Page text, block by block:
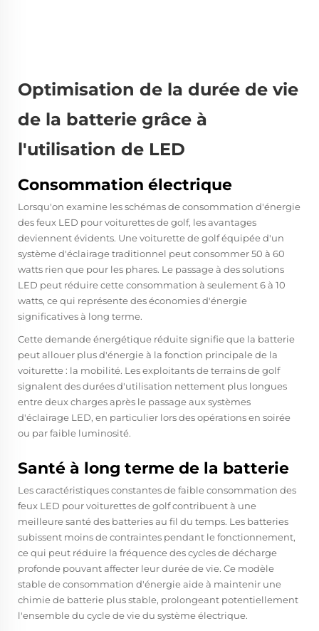
Optimisation de la durée de vie
de la batterie grâce à
l'utilisation de LED
Consommation électrique
Lorsqu'on examine les schémas de consommation d'énergie
des feux LED pour voiturettes de golf, les avantages
deviennent évidents. Une voiturette de golf équipée d'un
système d'éclairage traditionnel peut consommer 50 à 60
watts rien que pour les phares. Le passage à des solutions
LED peut réduire cette consommation à seulement 6 à 10
watts, ce qui représente des économies d'énergie
significatives à long terme.
Cette demande énergétique réduite signifie que la batterie
peut allouer plus d'énergie à la fonction principale de la
voiturette : la mobilité. Les exploitants de terrains de golf
signalent des durées d'utilisation nettement plus longues
entre deux charges après le passage aux systèmes
d'éclairage LED, en particulier lors des opérations en soirée
ou par faible luminosité.
Santé à long terme de la batterie
Les caractéristiques constantes de faible consommation des
feux LED pour voiturettes de golf contribuent à une
meilleure santé des batteries au fil du temps. Les batteries
subissent moins de contraintes pendant le fonctionnement,
ce qui peut réduire la fréquence des cycles de décharge
profonde pouvant affecter leur durée de vie. Ce modèle
stable de consommation d'énergie aide à maintenir une
chimie de batterie plus stable, prolongeant potentiellement
l'ensemble du cycle de vie du système électrique.